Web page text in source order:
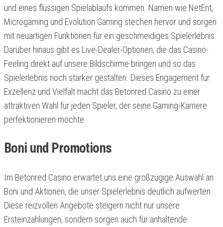
und eines flüssigen Spielablaufs kommen. Namen wie NetEnt,
Microgaming und Evolution Gaming stechen hervor und sorgen
mit neuartigen Funktionen für ein geschmeidiges Spielerlebnis.
Darüber hinaus gibt es Live-Dealer-Optionen, die das Casino-
Feeling direkt auf unsere Bildschirme bringen und so das
Spielerlebnis noch stärker gestalten. Dieses Engagement für
Exzellenz und Vielfalt macht das Betonred Casino zu einer
attraktiven Wahl für jeden Spieler, der seine Gaming-Karriere
perfektionieren möchte.
Boni und Promotions
Im Betonred Casino erwartet uns eine großzügige Auswahl an
Boni und Aktionen, die unser Spielerlebnis deutlich aufwerten.
Diese reizvollen Angebote steigern nicht nur unsere
Ersteinzahlungen, sondern sorgen auch für anhaltende